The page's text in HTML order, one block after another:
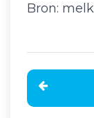
Home
Bron: